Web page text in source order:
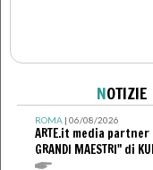
NOTIZIE
ROMA| 06/08/2026
ARTE.it media partner
GRANDI MAESTRI" di